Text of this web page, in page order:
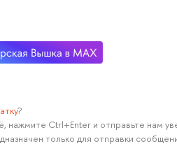
?
нажмите Ctrl+Enter и отправьте нам
только для отправки